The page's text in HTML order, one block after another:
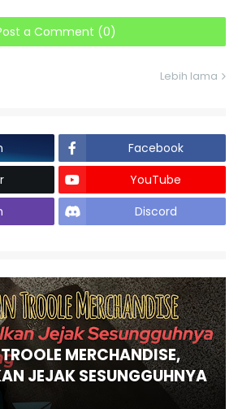
a Comment (0)
Lebih lama
Facebook
YouTube
Discord
MERCHANDISE,
JEJAK SESUNGGUHNYA